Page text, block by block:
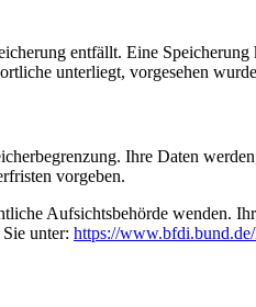
entfällt. Eine
unterliegt, vorgesehen
Ihre Daten
vorgeben.
Aufsichtsbehörde wenden.
unter: https://